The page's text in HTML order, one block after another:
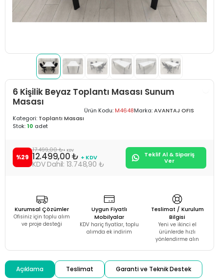
6 Kişilik Beyaz Toplantı Masası Sunum
Masası
Kategori: Toplantı Masası
Ürün Kodu: M4648Marka:AVANTAJ OFIS
Stok: 10 adet
%29
17.499,00 ₺+ KDV
12.499,00 ₺ + KDV
13.748,90 ₺
Teklif Al & Sipariş
Ver
Kurumsal Çözümler
Ofisiniz için toplu alım
ve proje desteği
Uygun Fiyatlı
Mobilyalar
KDV hariç fiyatlar, toplu
alımda ek indirim
Teslimat / Kurulum
Bilgisi
Yeni ve ikinci el
ürünlerde hızlı
yönlendirme alın
Açıklama Teslimat Garanti ve Teknik Destek